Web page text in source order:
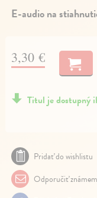
E-audio na
3,30 €
Titul je dostupný
Pridať do wishlistu
Odporučiť